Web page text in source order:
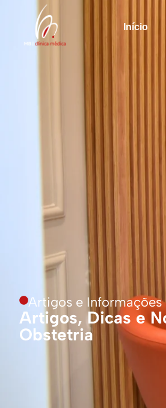
Início
Artigos e Informações
Artigos, Dicas e
Obstetria